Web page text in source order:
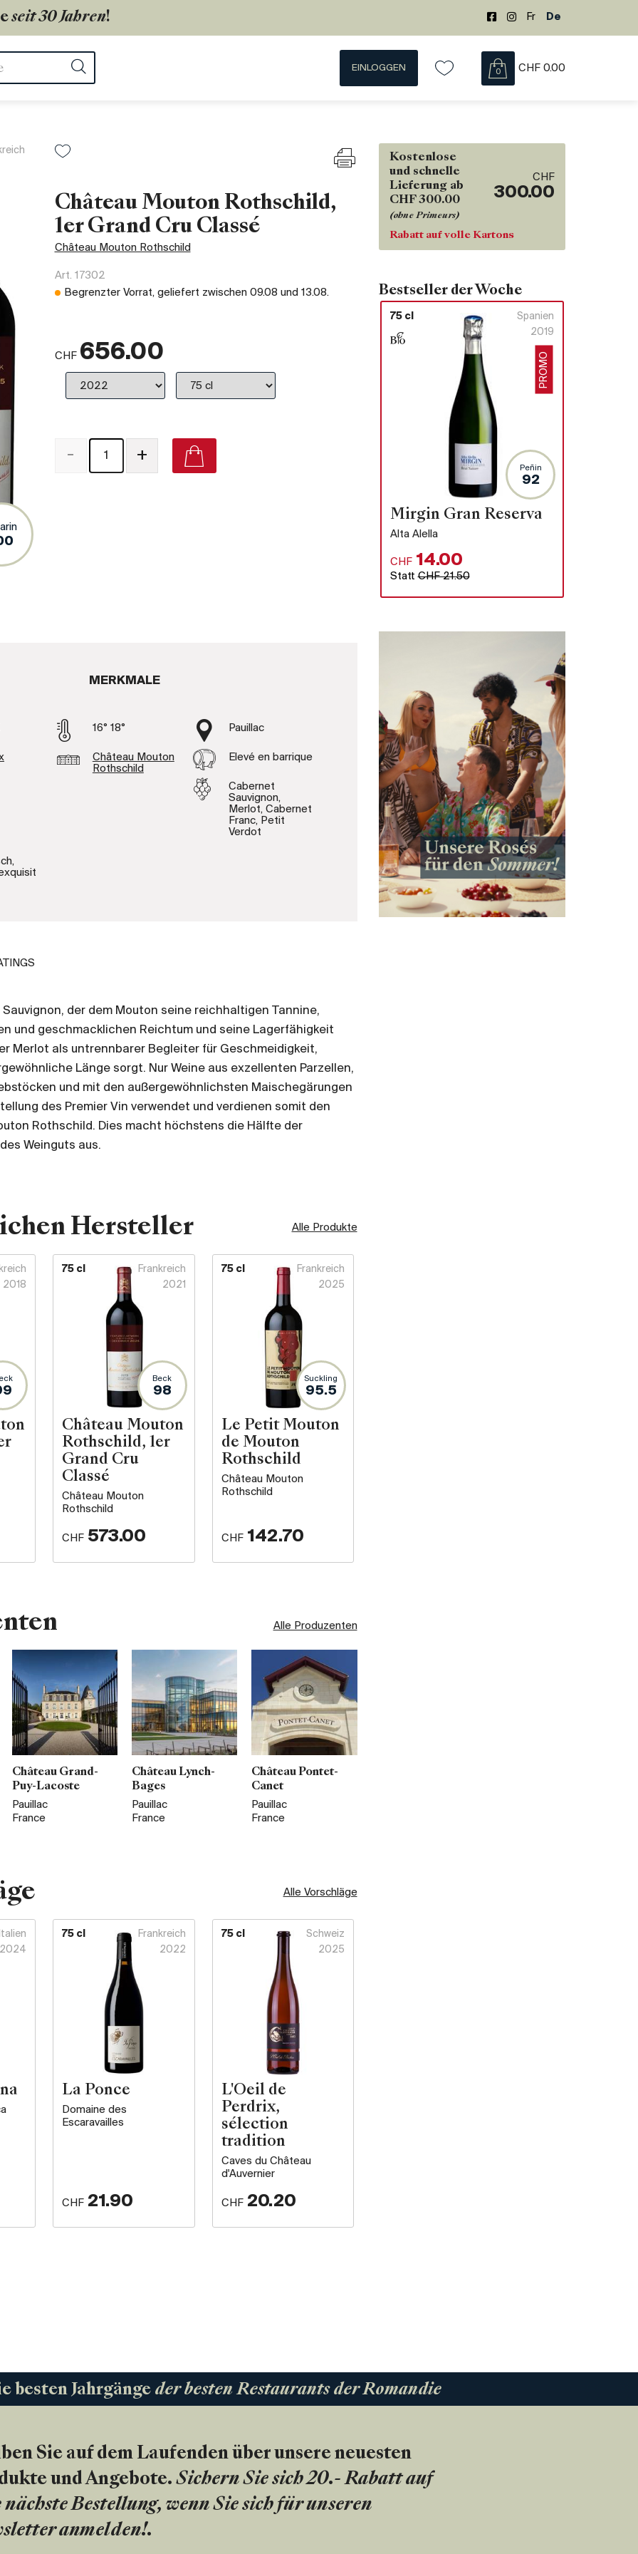
seit 30 Jahren! Fr De
EINLOGGEN 0 CHF 0.00
Château Mouton Rothschild,
1er Grand Cru Classé
Château Mouton Rothschild
Art. 17302
Begrenzter Vorrat, geliefert zwischen 09.08 und 13.08.
CHF 656.00
- +
MERKMALE
16° 18° Pauillac
Château Mouton
Rothschild
Elevé en barrique
Cabernet
Sauvignon,
Merlot, Cabernet
Franc, Petit
Verdot
der dem Mouton seine reichhaltigen Tannine,
und geschmacklichen Reichtum und seine Lagerfähigkeit
Merlot als untrennbarer Begleiter für Geschmeidigkeit,
Länge sorgt. Nur Weine aus exzellenten Parzellen,
und mit den außergewöhnlichsten Maischegärungen
des Premier Vin verwendet und verdienen somit den
Rothschild. Dies macht höchstens die Hälfte der
Weinguts aus.
Hersteller Alle Produkte
2018
75 cl
Frankreich
2021
Beck
98
Château Mouton
Rothschild, 1er
Grand Cru
Classé
Château Mouton
Rothschild
CHF 573.00
75 cl
Frankreich
2025
Suckling
95.5
Le Petit Mouton
de Mouton
Rothschild
Château Mouton
Rothschild
CHF 142.70
Alle Produzenten
Château Grand-
Puy-Lacoste
Pauillac
France
Château Lynch-
Bages
Pauillac
France
Château Pontet-
Canet
Pauillac
France
Alle Vorschläge
2024
75 cl
Frankreich
2022
La Ponce
Domaine des
Escaravailles
CHF 21.90
75 cl
Schweiz
2025
L'Oeil de
Perdrix,
sélection
tradition
Caves du Château
d'Auvernier
CHF 20.20
Kostenlose
und schnelle
Lieferung ab
CHF 300.00
(ohne Primeurs)
CHF
300.00
Rabatt auf volle Kartons
Bestseller der Woche
75 cl
Spanien
2019
PROMO
Peñin
92
Mirgin Gran Reserva
Alta Alella
CHF 14.00
StattCHF 21.50
besten Jahrgänge der besten Restaurants der Romandie
Sie auf dem Laufenden über unsere neuesten
und Angebote. Sichern Sie sich 20.- Rabatt auf
Bestellung, wenn Sie sich für unseren
anmelden!.